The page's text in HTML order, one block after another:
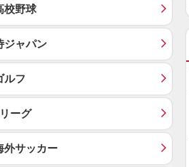
校野球
ジャパン
ルフ
ーグ
外サッカー